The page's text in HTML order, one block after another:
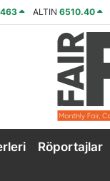
ALTIN 6510.40
Röportajlar